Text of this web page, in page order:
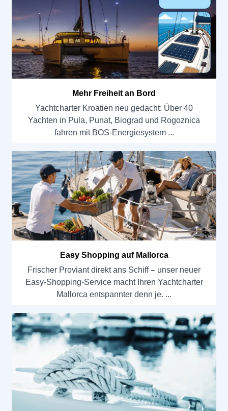
Mehr Freiheit an Bord
Yachtcharter Kroatien neu gedacht: Über 40
Yachten in Pula, Punat, Biograd und Rogoznica
fahren mit BOS-Energiesystem
Easy Shopping auf Mallorca
Frischer Proviant direkt ans Schiff – unser neuer
Easy-Shopping-Service macht Ihren Yachtcharter
Mallorca entspannter denn je.